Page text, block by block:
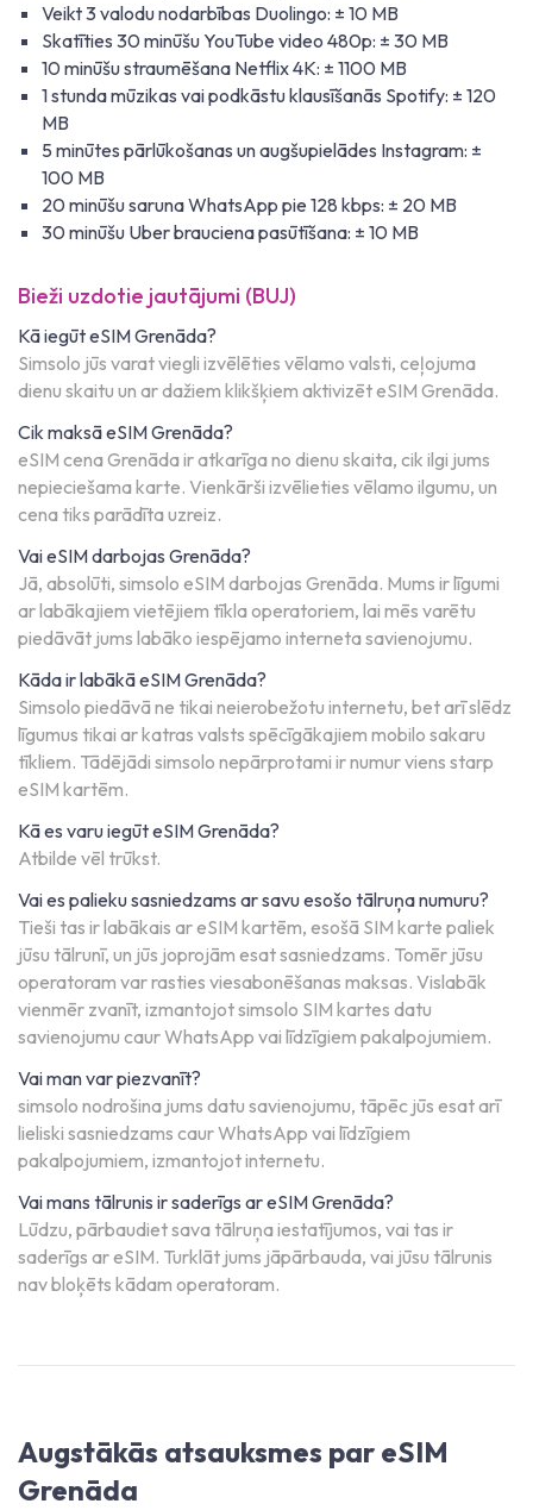
Veikt 3 valodu nodarbības Duolingo: ± 10 MB
Skatīties 30 minūšu YouTube video 480p: ± 30 MB
10 minūšu straumēšana Netflix 4K: ± 1100 MB
1 stunda mūzikas vai podkāstu klausīšanās Spotify: ± 120
MB
5 minūtes pārlūkošanas un augšupielādes Instagram: ±
100 MB
20 minūšu saruna WhatsApp pie 128 kbps: ± 20 MB
30 minūšu Uber brauciena pasūtīšana: ± 10 MB
Bieži uzdotie jautājumi (BUJ)
Kā iegūt eSIM Grenāda?
Simsolo jūs varat viegli izvēlēties vēlamo valsti, ceļojuma
dienu skaitu un ar dažiem klikšķiem aktivizēt eSIM Grenāda.
Cik maksā eSIM Grenāda?
eSIM cena Grenāda ir atkarīga no dienu skaita, cik ilgi jums
nepieciešama karte. Vienkārši izvēlieties vēlamo ilgumu, un
cena tiks parādīta uzreiz.
Vai eSIM darbojas Grenāda?
Jā, absolūti, simsolo eSIM darbojas Grenāda. Mums ir līgumi
ar labākajiem vietējiem tīkla operatoriem, lai mēs varētu
piedāvāt jums labāko iespējamo interneta savienojumu.
Kāda ir labākā eSIM Grenāda?
Simsolo piedāvā ne tikai neierobežotu internetu, bet arī slēdz
līgumus tikai ar katras valsts spēcīgākajiem mobilo sakaru
tīkliem. Tādējādi simsolo nepārprotami ir numur viens starp
eSIM kartēm.
Kā es varu iegūt eSIM Grenāda?
Atbilde vēl trūkst.
Vai es palieku sasniedzams ar savu esošo tālruņa numuru?
Tieši tas ir labākais ar eSIM kartēm, esošā SIM karte paliek
jūsu tālrunī, un jūs joprojām esat sasniedzams. Tomēr jūsu
operatoram var rasties viesabonēšanas maksas. Vislabāk
vienmēr zvanīt, izmantojot simsolo SIM kartes datu
savienojumu caur WhatsApp vai līdzīgiem pakalpojumiem.
Vai man var piezvanīt?
simsolo nodrošina jums datu savienojumu, tāpēc jūs esat arī
lieliski sasniedzams caur WhatsApp vai līdzīgiem
pakalpojumiem, izmantojot internetu.
Vai mans tālrunis ir saderīgs ar eSIM Grenāda?
Lūdzu, pārbaudiet sava tālruņa iestatījumos, vai tas ir
saderīgs ar eSIM. Turklāt jums jāpārbauda, vai jūsu tālrunis
nav bloķēts kādam operatoram.
Augstākās atsauksmes par eSIM
Grenāda